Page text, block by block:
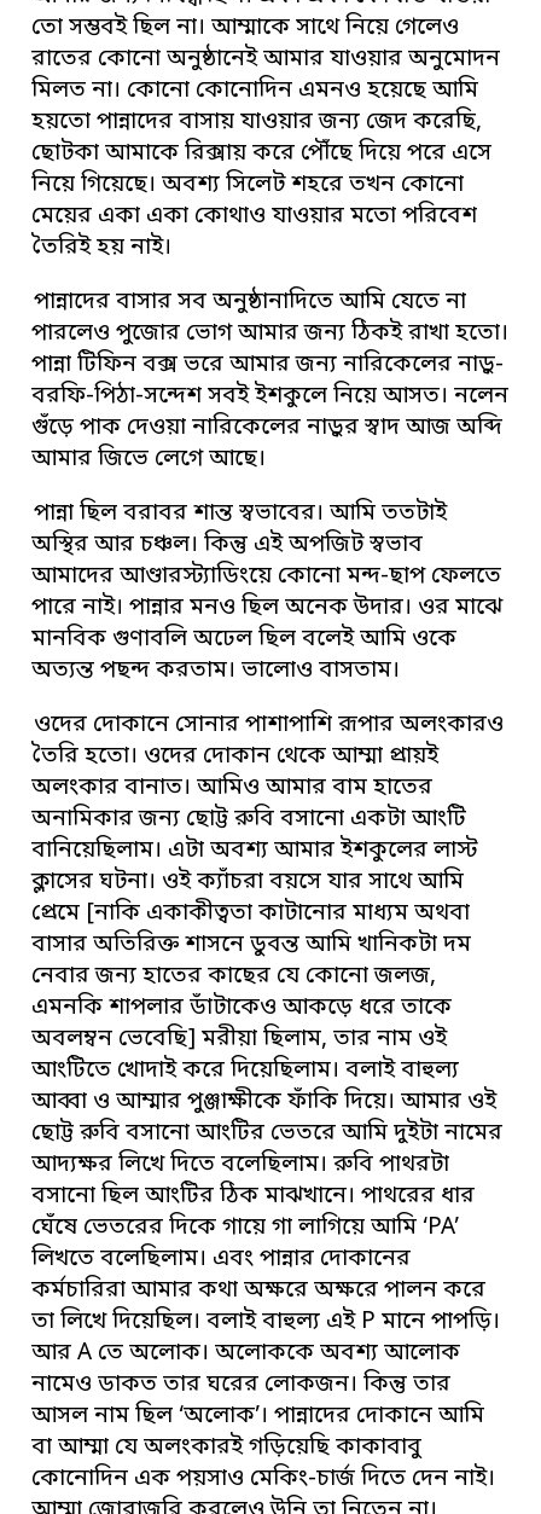
তো সম্ভবই ছিল না। আম্মাকে সাথে নিয়ে গেলেও
রাতের কোনো অনুষ্ঠানেই আমার যাওয়ার অনুমোদন
মিলত না। কোনো কোনোদিন এমনও হয়েছে আমি
হয়তো পান্নাদের বাসায় যাওয়ার জন্য জেদ করেছি,
ছোটকা আমাকে রিক্সায় করে পৌঁছে দিয়ে পরে এসে
নিয়ে গিয়েছে। অবশ্য সিলেট শহরে তখন কোনো
মেয়ের একা একা কোথাও যাওয়ার মতো পরিবেশ
তৈরিই হয় নাই।
পান্নাদের বাসার সব অনুষ্ঠানাদিতে আমি যেতে না
পারলেও পুজোর ভোগ আমার জন্য ঠিকই রাখা হতো।
পান্না টিফিন বক্স ভরে আমার জন্য নারিকেলের নাড়ু-
বরফি-পিঠা-সন্দেশ সবই ইশকুলে নিয়ে আসত। নলেন
গুঁড়ে পাক দেওয়া নারিকেলের নাড়ুর স্বাদ আজ অব্দি
আমার জিভে লেগে আছে।
পান্না ছিল বরাবর শান্ত স্বভাবের। আমি ততটাই
অস্থির আর চঞ্চল। কিন্তু এই অপজিট স্বভাব
আমাদের আণ্ডারস্ট্যাডিংয়ে কোনো মন্দ-ছাপ ফেলতে
পারে নাই। পান্নার মনও ছিল অনেক উদার। ওর মাঝে
মানবিক গুণাবলি অঢেল ছিল বলেই আমি ওকে
অত্যন্ত পছন্দ করতাম। ভালোও বাসতাম।
ওদের দোকানে সোনার পাশাপাশি রূপার অলংকারও
তৈরি হতো। ওদের দোকান থেকে আম্মা প্রায়ই
অলংকার বানাত। আমিও আমার বাম হাতের
অনামিকার জন্য ছোট্ট রুবি বসানো একটা আংটি
বানিয়েছিলাম। এটা অবশ্য আমার ইশকুলের লাস্ট
ক্লাসের ঘটনা। ওই ক্যাঁচরা বয়সে যার সাথে আমি
প্রেমে [নাকি একাকীত্বতা কাটানোর মাধ্যম অথবা
বাসার অতিরিক্ত শাসনে ডুবন্ত আমি খানিকটা দম
নেবার জন্য হাতের কাছের যে কোনো জলজ,
এমনকি শাপলার ডাঁটাকেও আকড়ে ধরে তাকে
অবলম্বন ভেবেছি] মরীয়া ছিলাম, তার নাম ওই
আংটিতে খোদাই করে দিয়েছিলাম। বলাই বাহুল্য
আব্বা ও আম্মার পুঞ্জাক্ষীকে ফাঁকি দিয়ে। আমার ওই
ছোট্ট রুবি বসানো আংটির ভেতরে আমি দুইটা নামের
আদ্যক্ষর লিখে দিতে বলেছিলাম। রুবি পাথরটা
বসানো ছিল আংটির ঠিক মাঝখানে। পাথরের ধার
ঘেঁষে ভেতরের দিকে গায়ে গা লাগিয়ে আমি ‘PA’
লিখতে বলেছিলাম। এবং পান্নার দোকানের
কর্মচারিরা আমার কথা অক্ষরে অক্ষরে পালন করে
তা লিখে দিয়েছিল। বলাই বাহুল্য এই P মানে পাপড়ি।
আর A তে অলোক। অলোককে অবশ্য আলোক
নামেও ডাকত তার ঘরের লোকজন। কিন্তু তার
আসল নাম ছিল ‘অলোক’। পান্নাদের দোকানে আমি
বা আম্মা যে অলংকারই গড়িয়েছি কাকাবাবু
কোনোদিন এক পয়সাও মেকিং-চার্জ দিতে দেন নাই।